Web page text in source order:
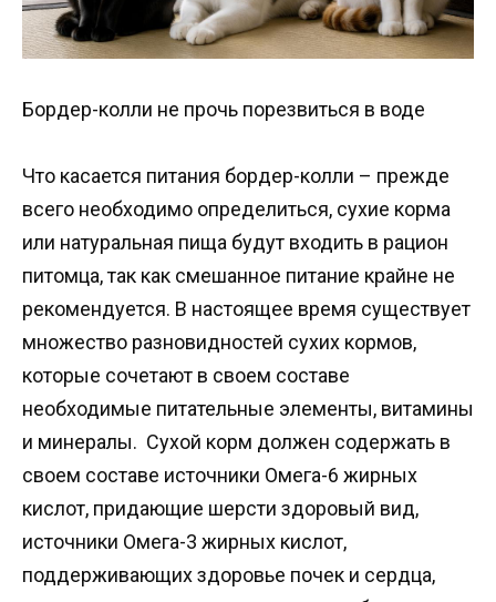
Бордер-колли не прочь порезвиться в воде
Что касается питания бордер-колли – прежде
всего необходимо определиться, сухие корма
или натуральная пища будут входить в рацион
питомца, так как смешанное питание крайне не
рекомендуется. В настоящее время существует
множество разновидностей сухих кормов,
которые сочетают в своем составе
необходимые питательные элементы, витамины
и минералы. Сухой корм должен содержать в
своем составе источники Омега-6 жирных
кислот, придающие шерсти здоровый вид,
источники Омега-3 жирных кислот,
поддерживающих здоровье почек и сердца,